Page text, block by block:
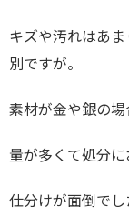
キズや汚れはあ
別ですが。
素材が金や銀の場
量が多くて処分に
仕分けが面倒で